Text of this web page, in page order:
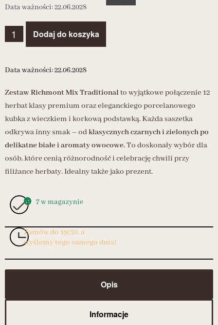
Data ważności: 22.06.2028
Dodaj do koszyka
Data ważności: 22.06.2028
Zestaw Richmont Mix Traditionalto wyjątkowe połączenie 12
herbat klasy premium oraz eleganckiego porcelanowego
kubka z wieczkiem i korkową podstawką. Każda saszetka
odkrywa inny smak – odklasycznych czarnych i zielonych po
delikatne białe i aromaty owocowe.To doskonały wybór dla
osób, które cenią różnorodność i celebrację chwili przy
filiżance herbaty. Idealny także jako prezent.
7 w magazynie
Zamów do 19:30, a
wyślemy tego samego dnia!
Opis
Informacje